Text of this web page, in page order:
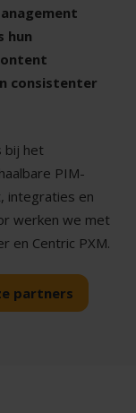
hun
consistenter
bij het
PIM-
integraties en
werken we met
en Centric PXM.
partners